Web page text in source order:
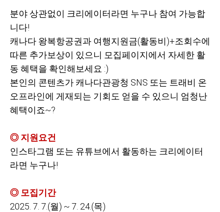
분야 상관없이 크리에이터라면 누구나 참여 가능합
니다!
캐나다 왕복항공권과 여행지원금(활동비)+조회수에
따른 추가보상이 있으니 모집페이지에서 자세한 활
동 혜택을 확인해보세요 :)
본인의 콘텐츠가 캐나다관광청 SNS 또는 트래비 온
오프라인에 게재되는 기회도 얻을 수 있으니 엄청난
혜택이죠~?
◎ 지원요건
인스타그램 또는 유튜브에서 활동하는 크리에이터
라면 누구나!
◎ 모집기간
2025. 7. 7.(월) ~ 7. 24.(목)